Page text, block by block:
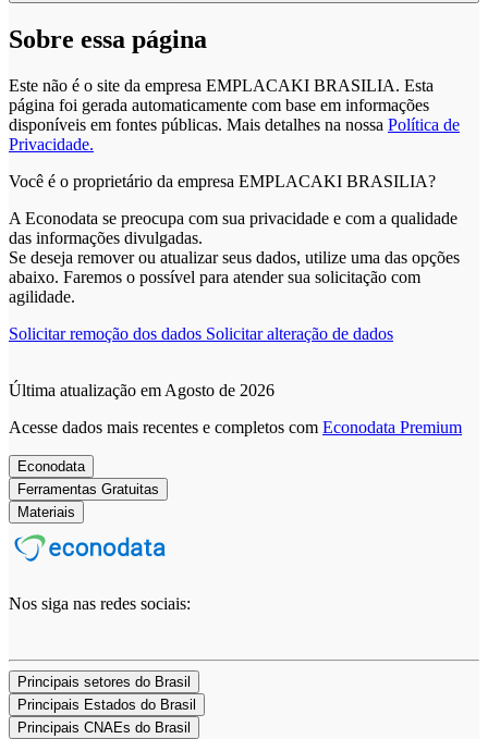
Sobre essa página
Este não é o site da empresa EMPLACAKI BRASILIA. Esta
página foi gerada automaticamente com base em informações
disponíveis em fontes públicas. Mais detalhes na nossa Política de
Privacidade.
Você é o proprietário da empresa EMPLACAKI BRASILIA?
A Econodata se preocupa com sua privacidade e com a qualidade
das informações divulgadas.
Se deseja remover ou atualizar seus dados, utilize uma das opções
abaixo. Faremos o possível para atender sua solicitação com
agilidade.
Solicitar remoção dos dados Solicitar alteração de dados
Última atualização em Agosto de 2026
Acesse dados mais recentes e completos com Econodata Premium
Econodata
Ferramentas Gratuitas
Materiais
Nos siga nas redes sociais:
Principais setores do Brasil
Principais Estados do Brasil
Principais CNAEs do Brasil